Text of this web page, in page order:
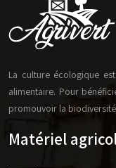
La culture écologique
alimentaire. Pour
promouvoir la
Matériel